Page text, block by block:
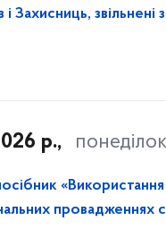
і Захисниць,
р., понеділок
провадженнях